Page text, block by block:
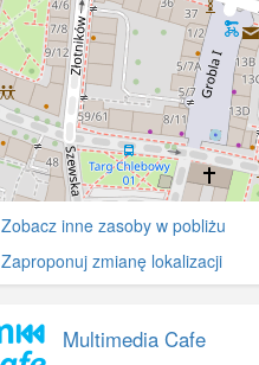
+
−
Zobacz inne zasoby w pobliżu
Zaproponuj zmianę lokalizacji
Multimedia Cafe